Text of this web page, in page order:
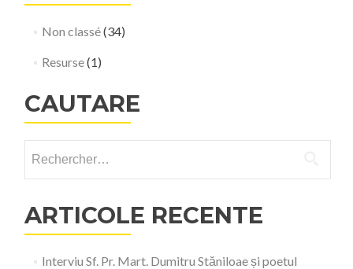
Non classé(34)
Resurse(1)
CAUTARE
ARTICOLE RECENTE
Interviu Sf. Pr. Mart. Dumitru Stăniloae și poetul